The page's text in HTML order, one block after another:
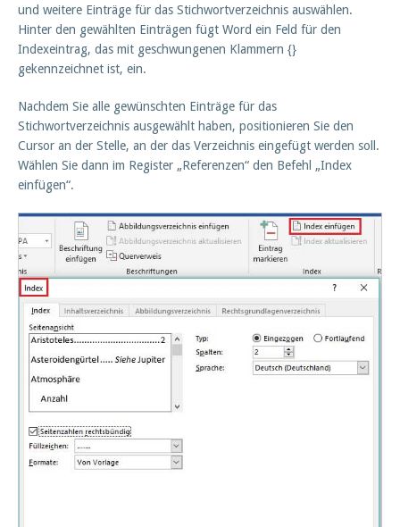
und weitere Einträge für das Stichwortverzeichnis auswählen.
Hinter den gewählten Einträgen fügt Word ein Feld für den
Indexeintrag, das mit geschwungenen Klammern {}
gekennzeichnet ist, ein.
Nachdem Sie alle gewünschten Einträge für das
Stichwortverzeichnis ausgewählt haben, positionieren Sie den
Cursor an der Stelle, an der das Verzeichnis eingefügt werden soll.
Wählen Sie dann im Register „Referenzen“ den Befehl „Index
einfügen“.